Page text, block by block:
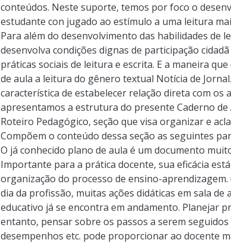
conteúdos. Neste suporte, temos por foco o
estudante con jugado ao estímulo a uma leitura
Para além do desenvolvimento das habilidades de
desenvolva condições dignas de participação
práticas sociais de leitura e escrita. E a maneira
de aula a leitura do gênero textual Notícia de
característica de estabelecer relação direta com os
apresentamos a estrutura do presente Caderno de
Roteiro Pedagógico, seção que visa organizar e
Compõem o conteúdo dessa seção as seguintes
O já conhecido plano de aula é um documento
Importante para a prática docente, sua eficácia
organização do processo de ensino-
dia da profissão, muitas ações didáticas em sala
educativo já se encontra em andamento. Planejar
entanto, pensar sobre os passos a serem
desempenhos etc. pode proporcionar ao docente